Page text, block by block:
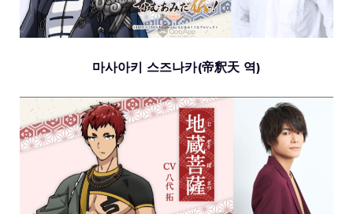
마사아키 스즈나카(帝釈天 역)